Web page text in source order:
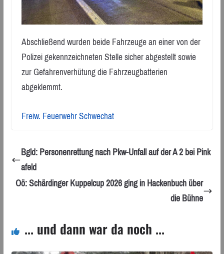
Abschließend wurden beide Fahrzeuge an einer von der
Polizei gekennzeichneten Stelle sicher abgestellt sowie
zur Gefahrenverhütung die Fahrzeugbatterien
abgeklemmt.
Freiw. Feuerwehr Schwechat
Bgld: Personenrettung nach Pkw-Unfall auf der A 2 bei Pink
afeld
Oö: Schärdinger Kuppelcup 2026 ging in Hackenbuch über
die Bühne
... und dann war da noch ...